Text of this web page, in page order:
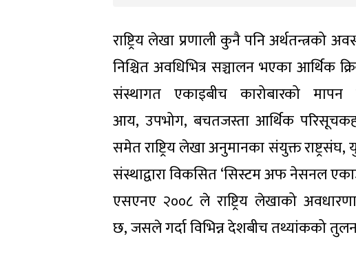
राष्ट्रिय लेखा प्रणाली कुनै पनि अर्थतन्त्रको
निश्चित अवधिभित्र सञ्चालन भएका आर्थिक
संस्थागत एकाइबीच कारोबारको मापन
आय, उपभोग, बचतजस्ता आर्थिक
समेत राष्ट्रिय लेखा अनुमानका संयुक्त राष्ट्रसंघ,
संस्थाद्वारा विकसित ‘सिस्टम अफ नेसनल
एसएनए २००८ ले राष्ट्रिय लेखाको
छ, जसले गर्दा विभिन्न देशबीच तथ्यांकको